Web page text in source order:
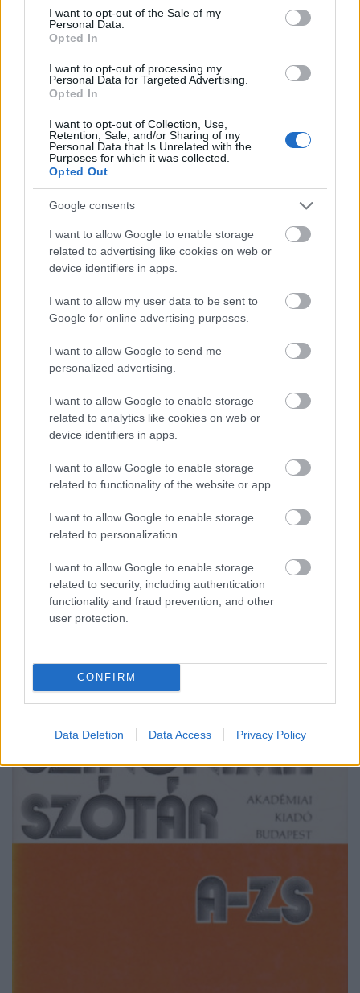
consent section.
I want to opt-out of the Sale of my
Personal Data.
Opted In
I want to opt-out of processing my
Personal Data for Targeted Advertising.
Opted In
I want to opt-out of Collection, Use,
Retention, Sale, and/or Sharing of my
Personal Data that Is Unrelated with the
Purposes for which it was collected.
Opted Out
Google consents
I want to allow Google to enable storage
related to advertising like cookies on web or
device identifiers in apps.
I want to allow my user data to be sent to
Google for online advertising purposes.
I want to allow Google to send me
personalized advertising.
I want to allow Google to enable storage
related to analytics like cookies on web or
device identifiers in apps.
I want to allow Google to enable storage
related to functionality of the website or app.
I want to allow Google to enable storage
related to personalization.
I want to allow Google to enable storage
related to security, including authentication
functionality and fraud prevention, and other
user protection.
CONFIRM
Data Deletion Data Access Privacy Policy
értelmezésében, mind pedig felépítésükben nagy
eltéréseket mutatnak. Van olyan, amely a címszóhoz
tartozó rokon értelmű szavaknak puszta
felsorolására szorítkozik, s van olyan – magyarázó
szótár –, amely először kiemeli a szócsoport
valamennyi tagjára érvényes, közös jegyeket, majd
rámutat az egyes szinonimák sajátos vonásaira,
jelentés, használati kör vagy stiláris érték
szempontjából. Némelyik szótár irodalmi
idézetekkel érzékelteti a különbségeket. Másutt a
példák a magyarázat szerepét töltik be. Nagy
eltérések tapasztalhatók a kidolgozott szócikkek
számában is.
Harmincezer egység
A Magyar Szinonimaszótár mintegy harmincezer
rokon értelmű lexikai egységet tartalmaz, tizenkét és
fél ezernyi címszó köré csoportosítva. Elsősorban
azok a lexikai egységek kerültek a szótárba, amelyek
jelentésük, fogalmi tartalmuk szerint közel állnak
különböznek egymástól, és a kommunikációban
hasonló szerepet töltenek be, vagyis azonos
helyzetekben, szószerkezetekben,
a szótár a címszó és a mellette feltüntetett
szinonimák között fennálló tartalmi, hangulati és
figyelmeztet. Olykor példával világítja meg egy-egy
szinonimának a címszóéval egyező vagy attól eltérő
használati körét. Mindebből következik, hogy a
szótár feltételezi a szavak jelentésének ismeretét,
tehát nem kíván egyszersmind értelmező szótári
funkciót is ellátni.